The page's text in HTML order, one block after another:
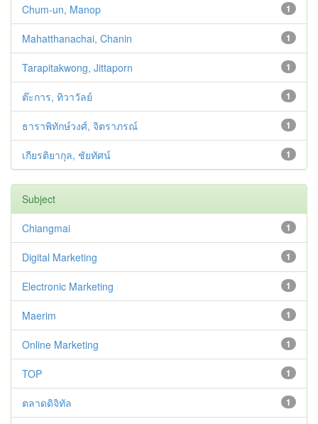
1
Chum-un, Manop
1
Mahatthanachai, Chanin
1
Tarapitakwong, Jittaporn
1
ต๊ะการ, ทิวาวัลย์
1
ธาราพิทักษ์วงศ์, จิตราภรณ์
1
เกียรติยากุล, ชัยทัศน์
Subject
1
Chiangmai
1
Digital Marketing
1
Electronic Marketing
1
Maerim
1
Online Marketing
1
TOP
1
ตลาดดิจิทัล